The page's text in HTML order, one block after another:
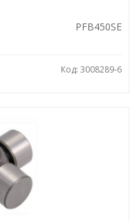
PFB450SE
Код: 3008289-6